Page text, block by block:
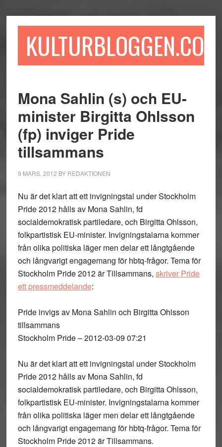
till
till
sidofältet
till
KULTURBLOGGEN.COM
Mona Sahlin (s) och EU-
minister Birgitta Ohlsson
(fp) inviger Pride
tillsammans
9 MARS, 2012 BY REDAKTIONEN
Nu är det klart att ett invigningstal under Stockholm
Pride 2012 hålls av Mona Sahlin, fd
socialdemokratisk partiledare, och Birgitta Ohlsson,
folkpartistisk EU-minister. Invigningstalarna kommer
från olika politiska läger men delar ett långtgående
och långvarigt engagemang för hbtq-frågor. Tema för
Stockholm Pride 2012 är Tillsammans, skriver Pride
ett pressmeddelande:
Pride invigs av Mona Sahlin och Birgitta Ohlsson
tillsammans
Stockholm Pride – 2012-03-09 07:21
Nu är det klart att ett invigningstal under Stockholm
Pride 2012 hålls av Mona Sahlin, fd
socialdemokratisk partiledare, och Birgitta Ohlsson,
folkpartistisk EU-minister. Invigningstalarna kommer
från olika politiska läger men delar ett långtgående
och långvarigt engagemang för hbtq-frågor. Tema för
Stockholm Pride 2012 är Tillsammans.